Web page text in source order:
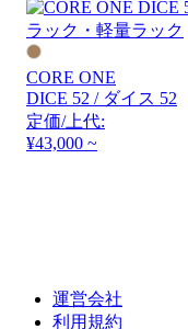
CORE ONE
DICE 52 / ダイス 52
定価/上代:
¥43,000 ~
運営会社
利用規約